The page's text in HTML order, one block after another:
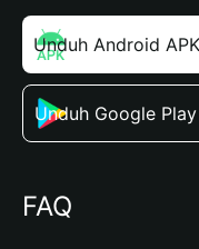
Unduh Android APK
Unduh Google Play
FAQ